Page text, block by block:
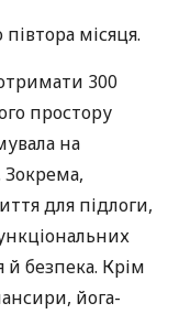
місяця.
300
простору
на
Зокрема,
для підлоги,
й безпека. Крім
йога-